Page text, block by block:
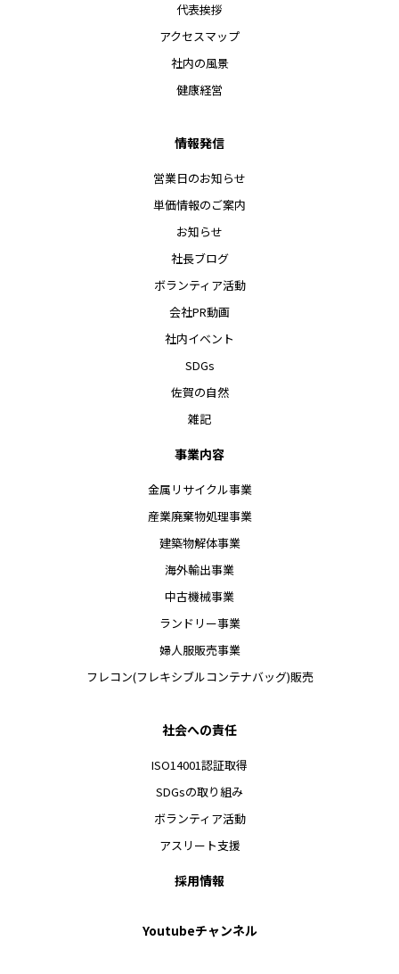
代表挨拶
アクセスマップ
社内の風景
健康経営
情報発信
営業日のお知らせ
単価情報のご案内
お知らせ
社長ブログ
ボランティア活動
会社PR動画
社内イベント
SDGs
佐賀の自然
雑記
事業内容
金属リサイクル事業
産業廃棄物処理事業
建築物解体事業
海外輸出事業
中古機械事業
ランドリー事業
婦人服販売事業
フレコン(フレキシブルコンテナバッグ)販売
社会への責任
ISO14001認証取得
SDGsの取り組み
ボランティア活動
アスリート支援
採用情報
Youtubeチャンネル